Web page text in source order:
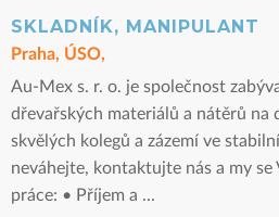
SKLADNÍK, MANIPULANT
Praha, ÚSO,
Au-Mex s. r. o. je společnost
dřevařských materiálů a nátěrů na
skvělých kolegů a zázemí ve
neváhejte, kontaktujte nás a my se
práce: • Příjem a ...